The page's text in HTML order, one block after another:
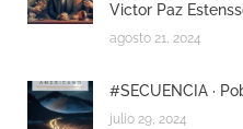
Victor Paz
agosto 21, 2024
#SECUENCIA ·
julio 29, 2024